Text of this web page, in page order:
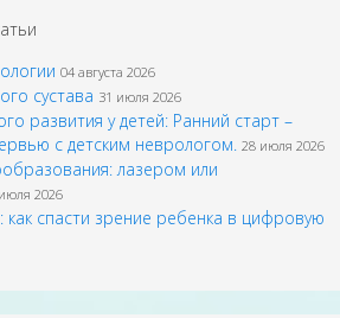
04 августа 2026
сустава 31 июля 2026
развития у детей: Ранний старт –
с детским неврологом. 28 июля 2026
лазером или
2026
как спасти зрение ребенка в цифровую